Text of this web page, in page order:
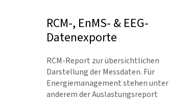
RCM-, EnMS- & EEG-
Datenexporte
RCM-Report zur übersichtlichen
Dar­stellung der Messdaten. Für
Energie­management stehen unter
anderem der Auslastungsreport